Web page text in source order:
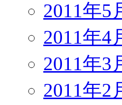
2011年5
2011年4
2011年3
2011年2